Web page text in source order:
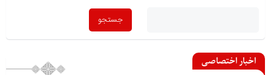
اخبار اختصاصی